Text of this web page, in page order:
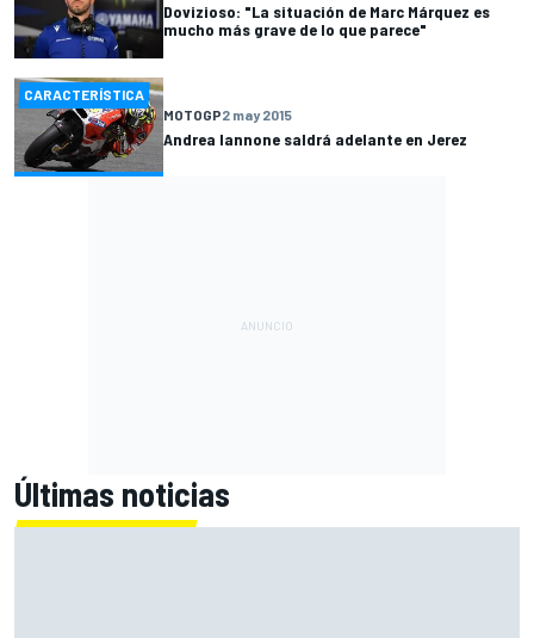
Dovizioso: "La situación de Marc Márquez es
mucho más grave de lo que parece"
CARACTERÍSTICA
MOTOGP2 may 2015
Andrea Iannone saldrá adelante en Jerez
Últimas noticias